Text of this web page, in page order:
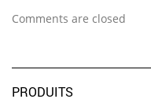
Comments are closed
PRODUITS